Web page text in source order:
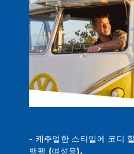
- 캐주얼한 스타일에 코디
백팩 (여성용).